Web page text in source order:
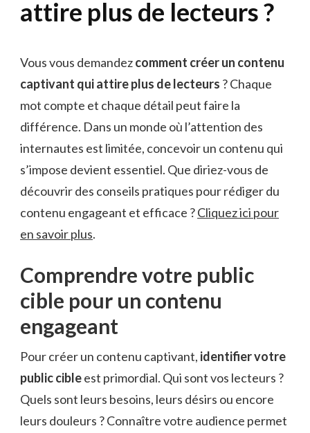
attire plus de lecteurs ?
Vous vous demandezcomment créer un contenu
captivant qui attire plus de lecteurs ? Chaque
mot compte et chaque détail peut faire la
différence. Dans un monde où l’attention des
internautes est limitée, concevoir un contenu qui
s’impose devient essentiel. Que diriez-vous de
découvrir des conseils pratiques pour rédiger du
contenu engageant et efficace ?Cliquez ici pour
en savoir plus.
Comprendre votre public
cible pour un contenu
engageant
Pour créer un contenu captivant, identifier votre
public cibleest primordial. Qui sont vos lecteurs ?
Quels sont leurs besoins, leurs désirs ou encore
leurs douleurs ? Connaître votre audience permet